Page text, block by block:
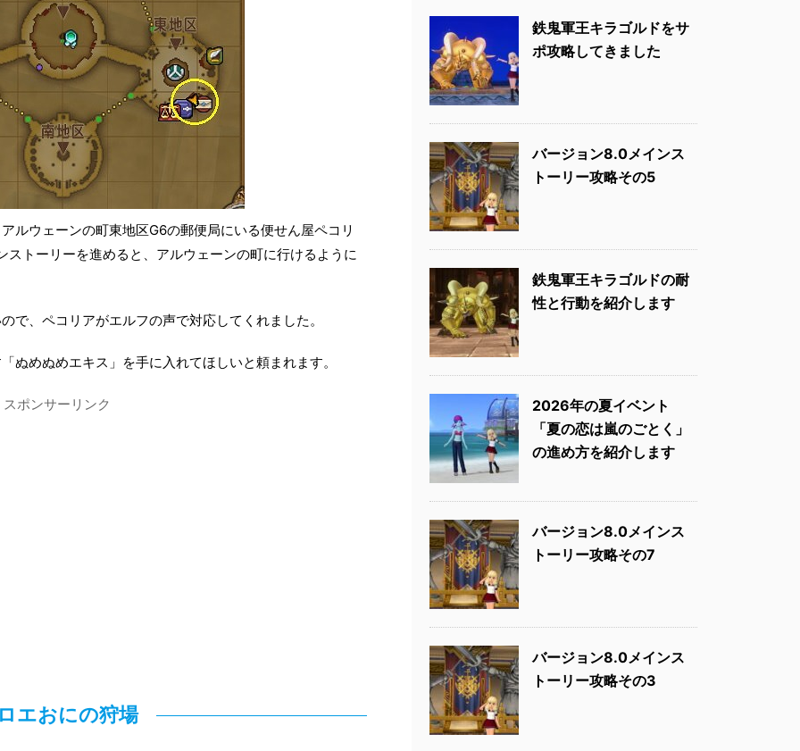
ルウェーンの町東地区G6の郵便局にいる便せん屋ペコリ
トーリーを進めると、アルウェーンの町に行けるように
で、ペコリアがエルフの声で対応してくれました。
ぬめぬめエキス」を手に入れてほしいと頼まれます。
スポンサーリンク
エおにの狩場
鉄鬼軍王キラゴルドをサ
ポ攻略してきました
バージョン8.0メインス
トーリー攻略その5
鉄鬼軍王キラゴルドの耐
性と行動を紹介します
2026年の夏イベント
「夏の恋は嵐のごとく」
の進め方を紹介します
バージョン8.0メインス
トーリー攻略その7
バージョン8.0メインス
トーリー攻略その3